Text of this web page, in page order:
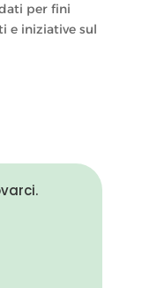
per fini
e iniziative sul